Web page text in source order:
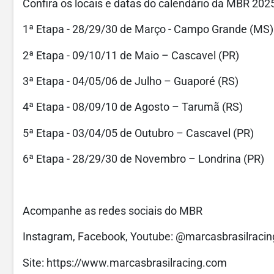
Confira os locais e datas do calendário da MBR
1ª Etapa - 28/29/30 de Março - Campo Grande (MS)
2ª Etapa - 09/10/11 de Maio – Cascavel (PR)
3ª Etapa - 04/05/06 de Julho – Guaporé (RS)
4ª Etapa - 08/09/10 de Agosto – Tarumã (RS)
5ª Etapa - 03/04/05 de Outubro – Cascavel (PR)
6ª Etapa - 28/29/30 de Novembro – Londrina (PR)
Acompanhe as redes sociais do MBR
Instagram, Facebook, Youtube:
Site: https://www.marcasbrasilracing.com